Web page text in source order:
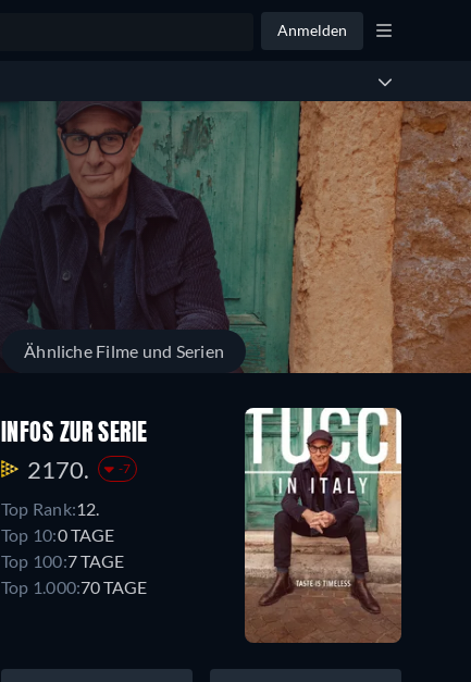
Anmelden
Ähnliche Filme und Serien
INFOS ZUR SERIE
2170. -7
Top Rank:12.
Top 10:0 TAGE
Top 100:7 TAGE
Top 1.000:70 TAGE